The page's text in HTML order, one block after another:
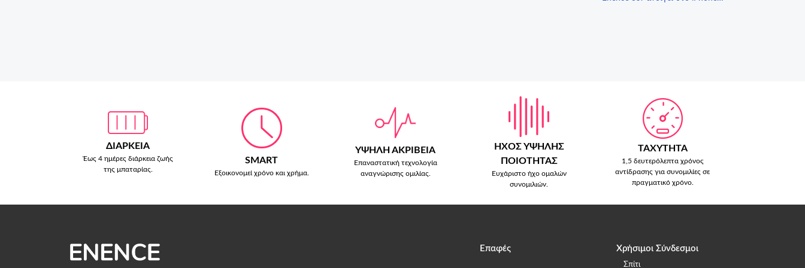
ΔΙΑΡΚΕΙΑ
Έως 4 ημέρες διάρκεια ζωής
της μπαταρίας.
SMART
Εξοικονομεί χρόνο και χρήμα.
ΥΨΗΛΗ ΑΚΡΙΒΕΙΑ
Επαναστατική τεχνολογία
αναγνώρισης ομιλίας.
ΗΧΟΣ ΥΨΗΛΗΣ
ΠΟΙΟΤΗΤΑΣ
Ευχάριστο ήχο ομαλών
συνομιλιών.
ΤΑΧΥΤΗΤΑ
1,5 δευτερόλεπτα χρόνος
αντίδρασης για συνομιλίες σε
πραγματικό χρόνο.
Επαφές Χρήσιμοι Σύνδεσμοι
Σπίτι